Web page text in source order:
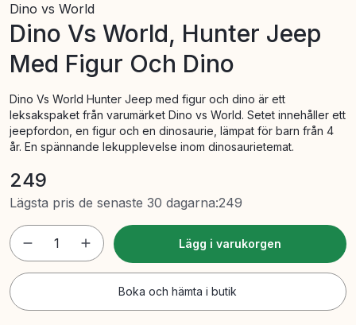
Dino vs World
Dino Vs World, Hunter Jeep
Med Figur Och Dino
Dino Vs World Hunter Jeep med figur och dino är ett
leksakspaket från varumärket Dino vs World. Setet innehåller ett
jeepfordon, en figur och en dinosaurie, lämpat för barn från 4
år. En spännande lekupplevelse inom dinosaurietemat.
249
Lägsta pris de senaste 30 dagarna:249
1 Lägg i varukorgen
Boka och hämta i butik